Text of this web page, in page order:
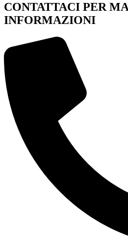
CONTATTACI PER
INFORMAZIONI